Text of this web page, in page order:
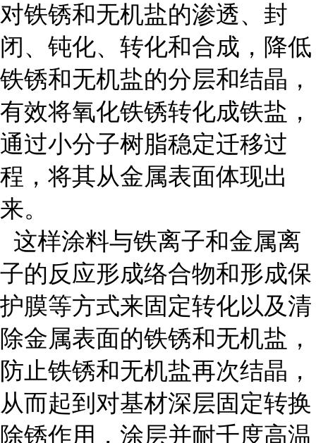
对铁锈和无机盐的渗透、封
闭、钝化、转化和合成，降低
铁锈和无机盐的分层和结晶，
有效将氧化铁锈转化成铁盐，
通过小分子树脂稳定迁移过
程，将其从金属表面体现出
来。
这样涂料与铁离子和金属离
子的反应形成络合物和形成保
护膜等方式来固定转化以及清
除金属表面的铁锈和无机盐，
防止铁锈和无机盐再次结晶，
从而起到对基材深层固定转换
除锈作用，涂层并耐千度高温